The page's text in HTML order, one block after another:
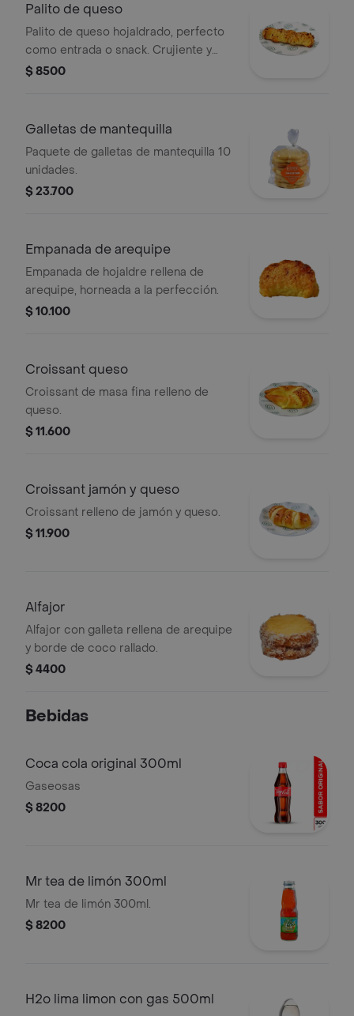
Palito de queso
Palito de queso hojaldrado, perfecto
como entrada o snack. Crujiente y
sabroso.
$ 8500
Galletas de mantequilla
Paquete de galletas de mantequilla 10
unidades.
$ 23.700
Empanada de arequipe
Empanada de hojaldre rellena de
arequipe, horneada a la perfección.
$ 10.100
Croissant queso
Croissant de masa fina relleno de
queso.
$ 11.600
Croissant jamón y queso
Croissant relleno de jamón y queso.
$ 11.900
Alfajor
Alfajor con galleta rellena de arequipe
y borde de coco rallado.
$ 4400
Bebidas
Coca cola original 300ml
Gaseosas
$ 8200
Mr tea de limón 300ml
Mr tea de limón 300ml.
$ 8200
H2o lima limon con gas 500ml